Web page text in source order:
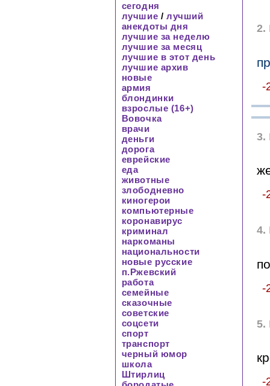
2.
-
3.
-
4.
-
5.
-
сегодня
лучшие / лучший
анекдоты дня
лучшие за неделю
лучшие за месяц
лучшие в этот день
лучшие архив
новые
армия
блондинки
взрослые (16+)
Вовочка
врачи
деньги
дорога
еврейские
еда
животные
злободневно
киногерои
компьютерные
коронавирус
криминал
наркоманы
национальности
новые русские
п.Ржевский
работа
семейные
сказочные
советские
соцсети
спорт
транспорт
черный юмор
школа
Штирлиц